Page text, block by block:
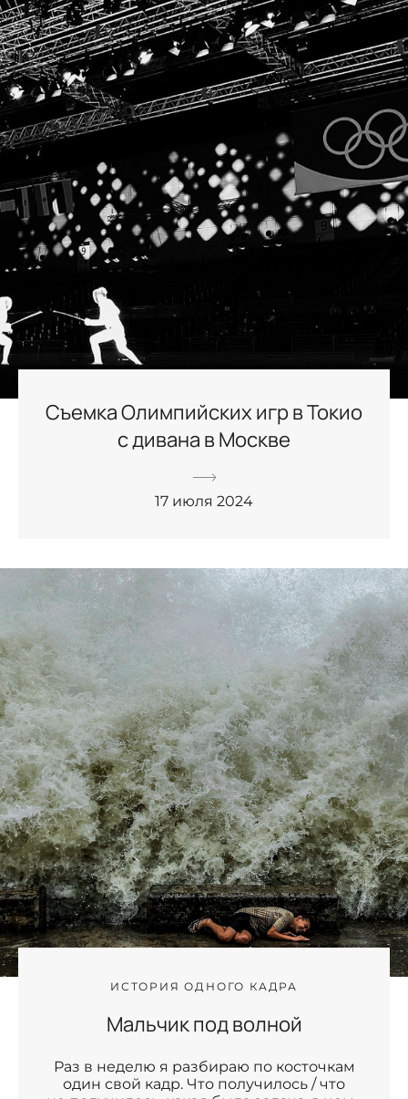
Съемка Олимпийских игр в Токио
с дивана в Москве
17 июля 2024
ИСТОРИЯ ОДНОГО КАДРА
Мальчик под волной
Раз в неделю я разбираю по косточкам
один свой кадр. Что получилось / что